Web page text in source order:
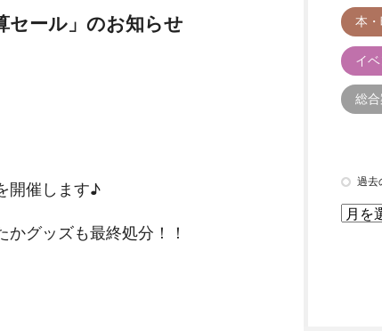
セール」のお知らせ
開催します♪
グッズも最終処分！！
本
イ
総
過去